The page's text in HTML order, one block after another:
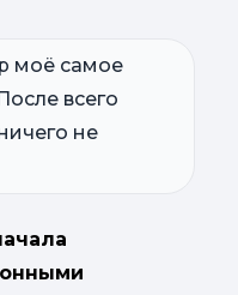
моё самое
всего
не